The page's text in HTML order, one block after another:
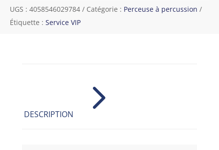
UGS : 4058546029784 Catégorie : Perceuse à percussion
Étiquette : Service VIP
DESCRIPTION 5